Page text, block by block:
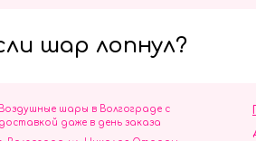
шар лопнул?
Воздушные шары в Волгограде с
доставкой даже в день заказа